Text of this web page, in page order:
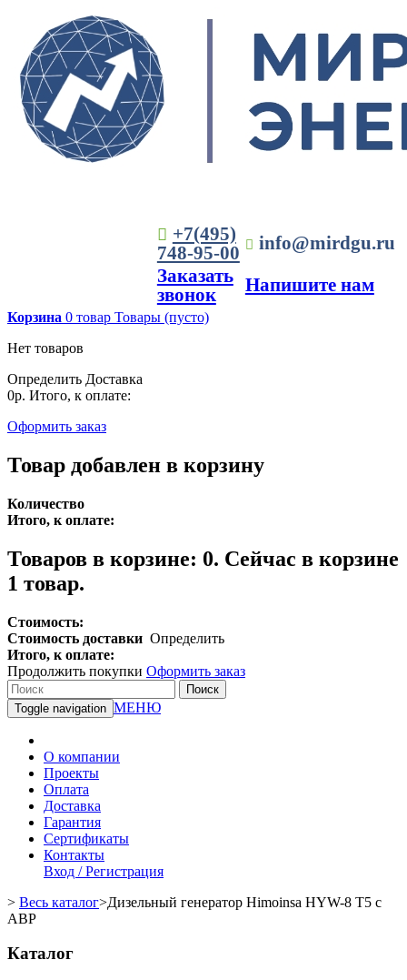
+7(495)
748-95-00
info@mirdgu.ru
Заказать
звонок
Напишите нам
Корзина 0 товар Товары (пусто)
Нет товаров
Определить Доставка
0р. Итого, к оплате:
Оформить заказ
Товар добавлен в корзину
Количество
Итого, к оплате:
Товаров в корзине: 0. Сейчас в корзине
1 товар.
Стоимость:
Стоимость доставки Определить
Итого, к оплате:
Продолжить покупки Оформить заказ
Поиск
Toggle navigation МЕНЮ
О компании
Проекты
Оплата
Доставка
Гарантия
Сертификаты
Контакты
Вход / Регистрация
> Весь каталог>Дизельный генератор Himoinsa HYW-8 T5 с
АВР
Каталог